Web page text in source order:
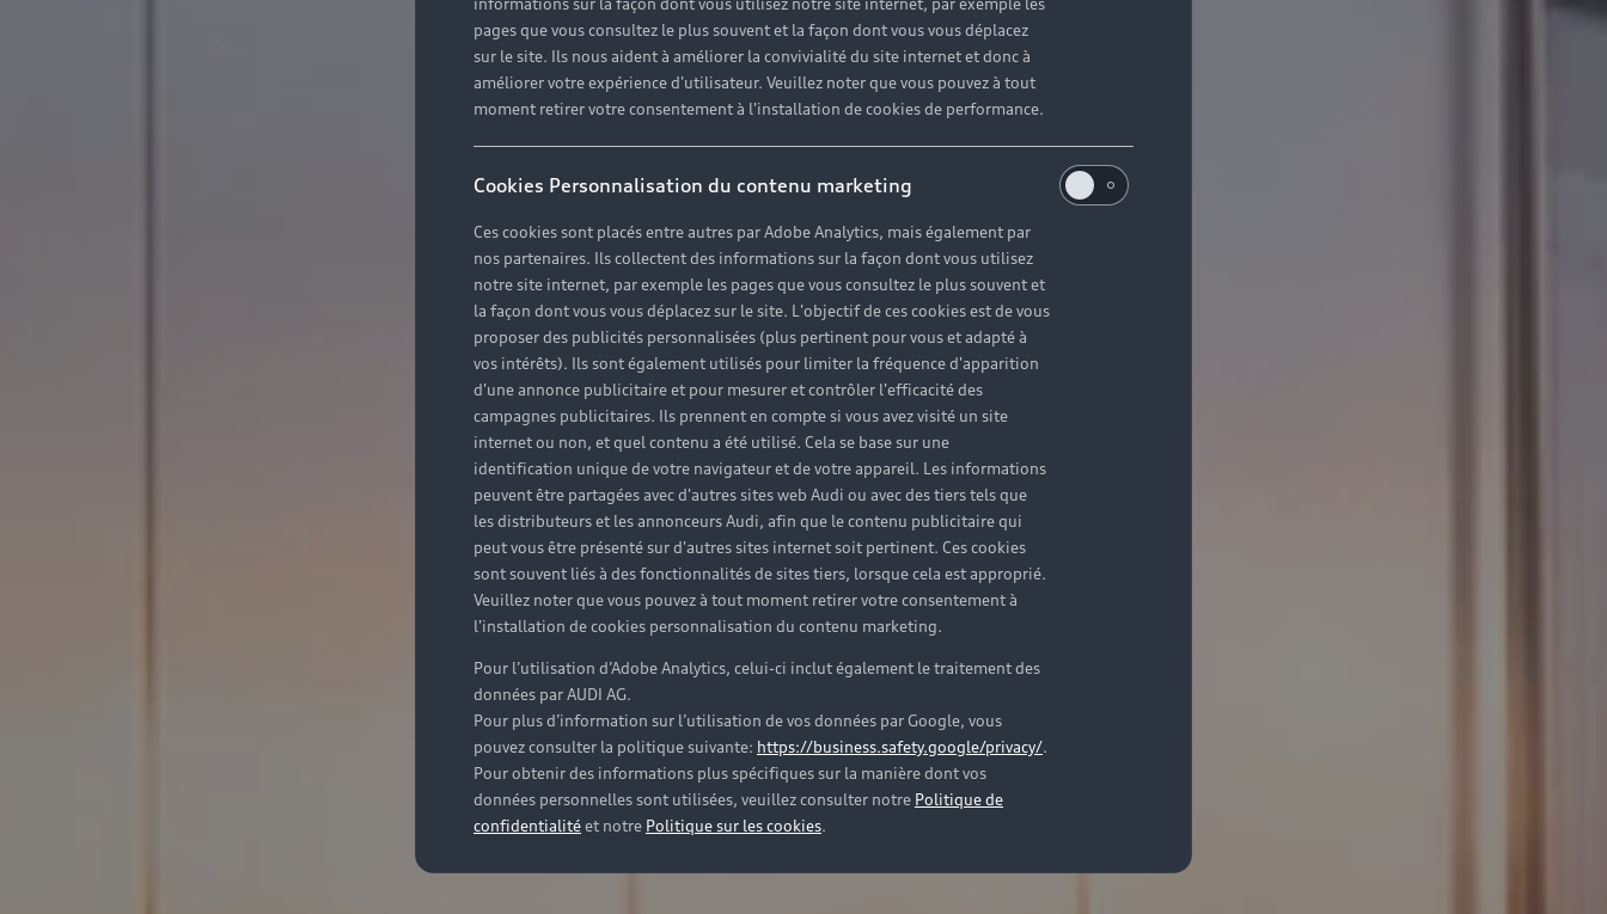
pages que vous consultez le plus souvent et la façon dont vous vous déplacez
sur le site. Ils nous aident à améliorer la convivialité du site internet et donc à
améliorer votre expérience d'utilisateur. Veuillez noter que vous pouvez à tout
moment retirer votre consentement à l'installation de cookies de performance.
Cookies Personnalisation du contenu marketing
Ces cookies sont placés entre autres par Adobe Analytics, mais également par
nos partenaires. Ils collectent des informations sur la façon dont vous utilisez
notre site internet, par exemple les pages que vous consultez le plus souvent et
la façon dont vous vous déplacez sur le site. L'objectif de ces cookies est de vous
proposer des publicités personnalisées (plus pertinent pour vous et adapté à
vos intérêts). Ils sont également utilisés pour limiter la fréquence d'apparition
d'une annonce publicitaire et pour mesurer et contrôler l'efficacité des
campagnes publicitaires. Ils prennent en compte si vous avez visité un site
internet ou non, et quel contenu a été utilisé. Cela se base sur une
identification unique de votre navigateur et de votre appareil. Les informations
peuvent être partagées avec d'autres sites web Audi ou avec des tiers tels que
les distributeurs et les annonceurs Audi, afin que le contenu publicitaire qui
peut vous être présenté sur d'autres sites internet soit pertinent. Ces cookies
sont souvent liés à des fonctionnalités de sites tiers, lorsque cela est approprié.
Veuillez noter que vous pouvez à tout moment retirer votre consentement à
l'installation de cookies personnalisation du contenu marketing.
Pour l’utilisation d’Adobe Analytics, celui-ci inclut également le traitement des
données par AUDI AG.
Pour plus d’information sur l’utilisation de vos données par Google, vous
pouvez consulter la politique suivante: https://business.safety.google/privacy/.
Pour obtenir des informations plus spécifiques sur la manière dont vos
données personnelles sont utilisées, veuillez consulter notre Politique de
confidentialitéet notre Politique sur les cookies.